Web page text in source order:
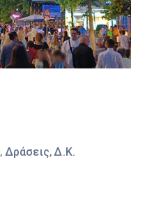
‚ Δράσεις‚ Δ.Κ.